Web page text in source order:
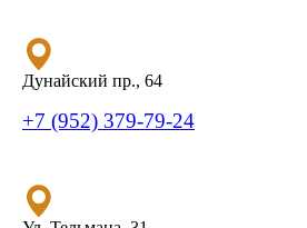
Дунайский пр., 64
+7 (952) 379-79-24